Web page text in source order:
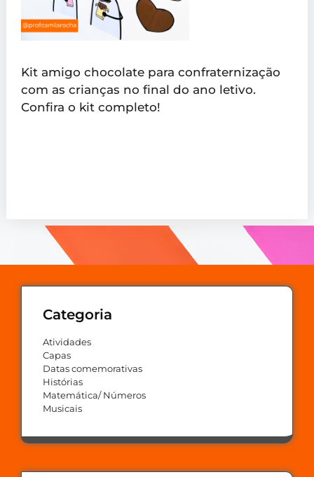
Kit amigo chocolate para confraternização
com as crianças no final do ano letivo.
Confira o kit completo!
Categoria
Atividades
Capas
Datas comemorativas
Histórias
Matemática/ Números
Musicais